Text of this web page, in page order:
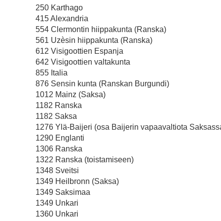
250 Karthago
415 Alexandria
554 Clermontin hiippakunta (Ranska)
561 Uzèsin hiippakunta (Ranska)
612 Visigoottien Espanja
642 Visigoottien valtakunta
855 Italia
876 Sensin kunta (Ranskan Burgundi)
1012 Mainz (Saksa)
1182 Ranska
1182 Saksa
1276 Ylä-Baijeri (osa Baijerin vapaavaltiota
1290 Englanti
1306 Ranska
1322 Ranska (toistamiseen)
1348 Sveitsi
1349 Heilbronn (Saksa)
1349 Saksimaa
1349 Unkari
1360 Unkari